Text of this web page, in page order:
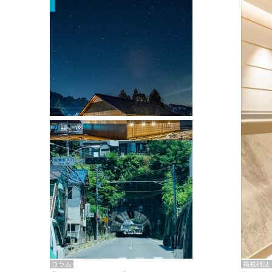
掲載雑誌
掲載雑誌・書籍
『街歩き研修「アールデコとモダニズ
ム、和風バロック」』のレポート記事が
掲載
コラム